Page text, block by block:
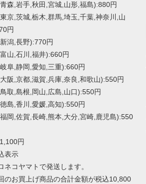
森,岩手,秋田,宮城,山形,福島):880円
京,茨城,栃木,群馬,埼玉,千葉,神奈川,山
円
潟,長野):770円
山,石川,福井):660円
阜,静岡,愛知,三重):660円
阪,京都,滋賀,兵庫,奈良,和歌山):550円
取,島根,岡山,広島,山口):550円
島,香川,愛媛,高知):550円
岡,佐賀,長崎,熊本,大分,宮崎,鹿児島):550
円
表示
コヤマトで発送します。
のお買上げ商品の合計金額が税込10,800